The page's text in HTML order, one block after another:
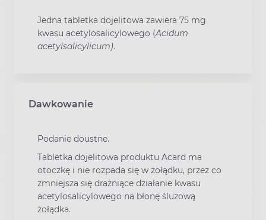
Jedna tabletka dojelitowa zawiera 75 mg
kwasu acetylosalicylowego (Acidum
acetylsalicylicum).
Dawkowanie
Podanie doustne.
Tabletka dojelitowa produktu Acard ma
otoczkę i nie rozpada się w żołądku, przez co
zmniejsza się drażniące działanie kwasu
acetylosalicylowego na błonę śluzową
żołądka.